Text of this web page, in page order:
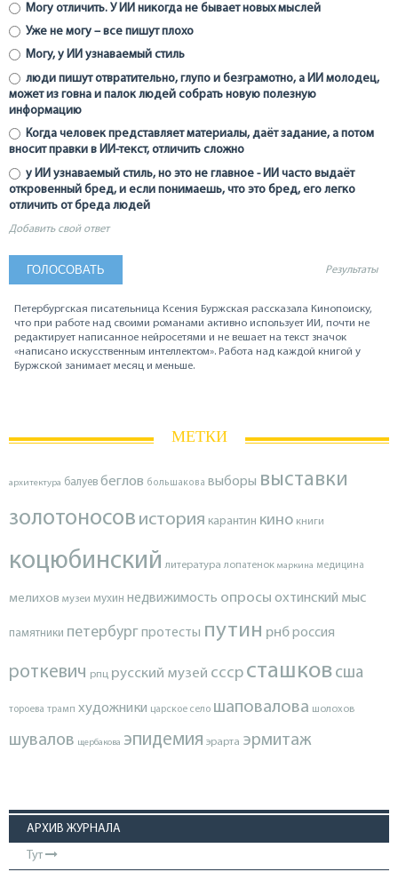
Могу отличить. У ИИ никогда не бывает новых мыслей
Уже не могу – все пишут плохо
Могу, у ИИ узнаваемый стиль
люди пишут отвратительно, глупо и безграмотно, а ИИ молодец,
может из говна и палок людей собрать новую полезную
информацию
Когда человек представляет материалы, даёт задание, а потом
вносит правки в ИИ-текст, отличить сложно
у ИИ узнаваемый стиль, но это не главное - ИИ часто выдаёт
откровенный бред, и если понимаешь, что это бред, его легко
отличить от бреда людей
Добавить свой ответ
Результаты
Петербургская писательница Ксения Буржская рассказала Кинопоиску,
что при работе над своими романами активно использует ИИ, почти не
редактирует написанное нейросетями и не вешает на текст значок
«написано искусственным интеллектом». Работа над каждой книгой у
Буржской занимает месяц и меньше.
МЕТКИ
архитектура балуев беглов большакова выборы выставки
золотоносов история карантин кино книги
коцюбинский литература лопатенок маркина медицина
мелихов музеи мухин недвижимость опросы охтинский мыс
памятники петербургпротесты путин рнброссия
роткевич рпц русский музей ссср сташков сша
тороева трамп художники царское село шаповалова шолохов
шувалов щербакова эпидемия эрарта эрмитаж
АРХИВ ЖУРНАЛА
Тут